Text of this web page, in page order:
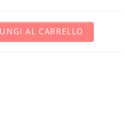
AL CARRELLO